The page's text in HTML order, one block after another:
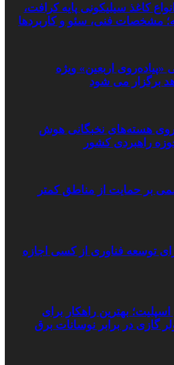
کاغذ سیلیکونی پایه کرافت،
مشخصات فنی، سئو و کاربردها
اربعین» ویژه
برگزار می شود
هسته‌های نخبگانی هوش
بر حمایت از مناطق کمتر
توسعه فناوری از کسی اجازه
اسپلیت؛ بهترین راهکار برای
گازی در برابر نوسانات برق